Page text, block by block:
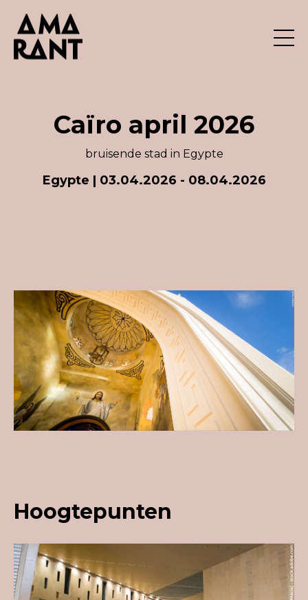
Caïro april 2026
bruisende stad in Egypte
Egypte | 03.04.2026 - 08.04.2026
Hoogtepunten